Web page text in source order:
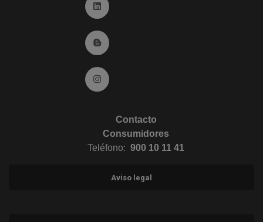
Ir a Linkedin (abre en ventana nueva)
Ir al Blog (abre en ventana nueva)
Ir a Instagram (abre en ventana nueva)
Contacto
Consumidores
Teléfono: 900 10 11 41
Aviso legal